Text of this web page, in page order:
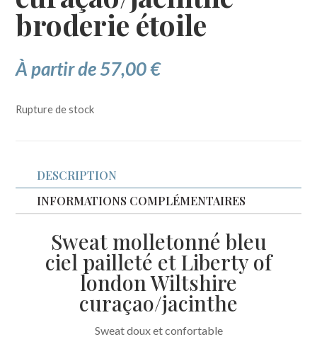
broderie étoile
À partir de57,00€
Rupture de stock
DESCRIPTION
INFORMATIONS COMPLÉMENTAIRES
Sweat molletonné bleu
ciel pailleté et Liberty of
london Wiltshire
curaçao/jacinthe
Sweat doux et confortable